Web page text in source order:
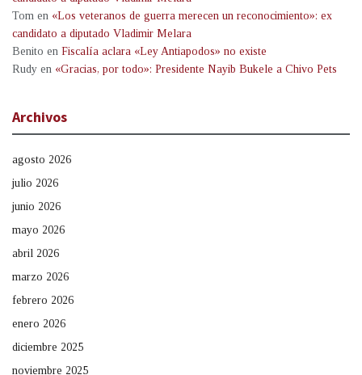
Tom en «Los veteranos de guerra merecen un reconocimiento»: ex
candidato a diputado Vladimir Melara
Benito en Fiscalía aclara «Ley Antiapodos» no existe
Rudy en «Gracias, por todo»: Presidente Nayib Bukele a Chivo Pets
Archivos
agosto 2026
julio 2026
junio 2026
mayo 2026
abril 2026
marzo 2026
febrero 2026
enero 2026
diciembre 2025
noviembre 2025